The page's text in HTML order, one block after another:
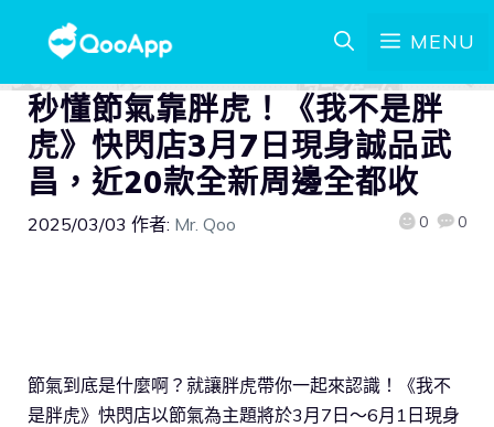
MENU
秒懂節氣靠胖虎！《我不是胖
虎》快閃店3月7日現身誠品武
昌，近20款全新周邊全都收
2025/03/03 作者: Mr. Qoo 0 0
節氣到底是什麼啊？就讓胖虎帶你一起來認識！《我不
是胖虎》快閃店以節氣為主題將於3月7日～6月1日現身